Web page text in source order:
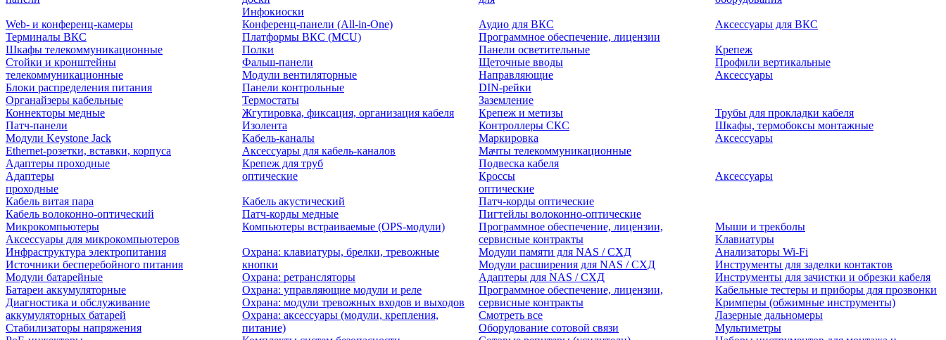
Инфокиоски
Web- и конференц-камеры
Терминалы ВКС
Конференц-панели (All-in-One)
Платформы ВКС (MCU)
Аудио для ВКС
Программное обеспечение, лицензии
Аксессуары для ВКС
Шкафы телекоммуникационные
Стойки и кронштейны
телекоммуникационные
Блоки распределения питания
Органайзеры кабельные
Полки
Фальш-панели
Модули вентиляторные
Панели контрольные
Термостаты
Панели осветительные
Щеточные вводы
Направляющие
DIN-рейки
Заземление
Крепеж
Профили вертикальные
Аксессуары
Коннекторы медные
Патч-панели
Модули Keystone Jack
Ethernet-розетки, вставки, корпуса
Адаптеры проходные
Жгутировка, фиксация, организация кабеля
Изолента
Кабель-каналы
Аксессуары для кабель-каналов
Крепеж для труб
Крепеж и метизы
Контроллеры СКС
Маркировка
Мачты телекоммуникационные
Подвеска кабеля
Трубы для прокладки кабеля
Шкафы, термобоксы монтажные
Аксессуары
Адаптеры
проходные
оптические
Кроссы
оптические
Аксессуары
Кабель витая пара
Кабель волоконно-оптический
Кабель акустический
Патч-корды медные
Патч-корды оптические
Пигтейлы волоконно-оптические
Микрокомпьютеры
Аксессуары для микрокомпьютеров
Компьютеры встраиваемые (OPS-модули)
Программное обеспечение, лицензии,
сервисные контракты
Мыши и трекболы
Клавиатуры
Инфраструктура электропитания
Источники бесперебойного питания
Модули батарейные
Батареи аккумуляторные
Диагностика и обслуживание
аккумуляторных батарей
Стабилизаторы напряжения
Охрана: клавиатуры, брелки, тревожные
кнопки
Охрана: ретрансляторы
Охрана: управляющие модули и реле
Охрана: модули тревожных входов и выходов
Охрана: аксессуары (модули, крепления,
питание)
Модули памяти для NAS / СХД
Модули расширения для NAS / СХД
Адаптеры для NAS / СХД
Программное обеспечение, лицензии,
сервисные контракты
Смотреть все
Оборудование сотовой связи
Анализаторы Wi-Fi
Инструменты для заделки контактов
Инструменты для зачистки и обрезки кабеля
Кабельные тестеры и приборы для прозвонки
Кримперы (обжимные инструменты)
Лазерные дальномеры
Мультиметры